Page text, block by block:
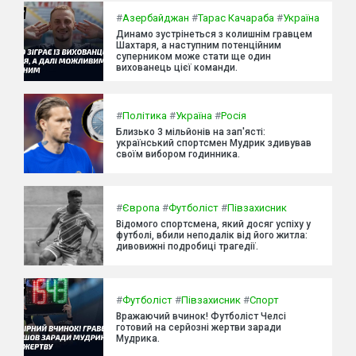
#Азербайджан #Тарас Качараба #Україна
Динамо зустрінеться з колишнім гравцем
Шахтаря, а наступним потенційним
суперником може стати ще один
вихованець цієї команди.
#Політика #Україна #Росія
Близько 3 мільйонів на зап'ясті:
український спортсмен Мудрик здивував
своїм вибором годинника.
#Європа #Футболіст #Півзахисник
Відомого спортсмена, який досяг успіху у
футболі, вбили неподалік від його житла:
дивовижні подробиці трагедії.
#Футболіст #Півзахисник #Спорт
Вражаючий вчинок! Футболіст Челсі
готовий на серйозні жертви заради
Мудрика.